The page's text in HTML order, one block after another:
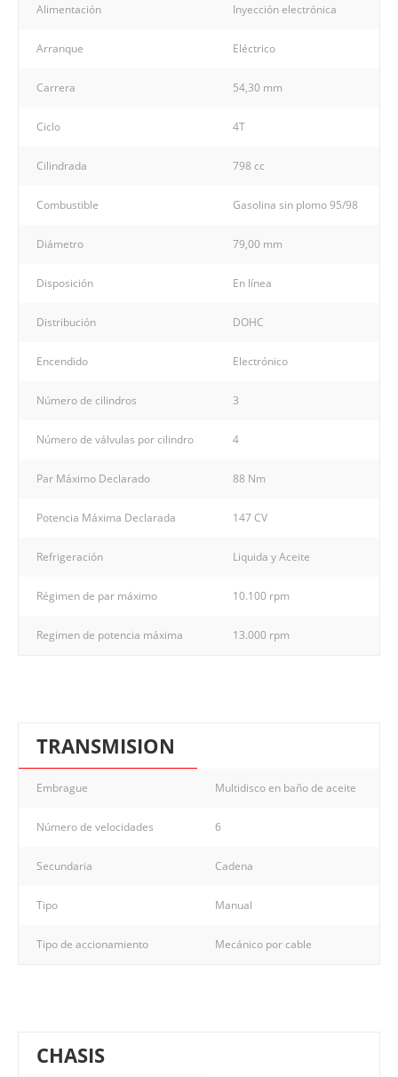
Alimentación Inyección electrónica
Arranque Eléctrico
Carrera 54,30 mm
Ciclo 4T
Cilindrada 798 cc
Combustible Gasolina sin plomo 95/98
Diámetro 79,00 mm
Disposición En línea
Distribución DOHC
Encendido Electrónico
Número de cilindros 3
Número de válvulas por cilindro 4
Par Máximo Declarado 88 Nm
Potencia Máxima Declarada 147 CV
Refrigeración Liquida y Aceite
Régimen de par máximo 10.100 rpm
Regimen de potencia máxima 13.000 rpm
TRANSMISION
Embrague Multidisco en baño de aceite
Número de velocidades 6
Secundaria Cadena
Tipo Manual
Tipo de accionamiento Mecánico por cable
CHASIS